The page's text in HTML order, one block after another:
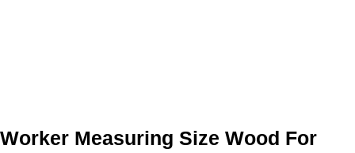
Worker Measuring Size Wood For